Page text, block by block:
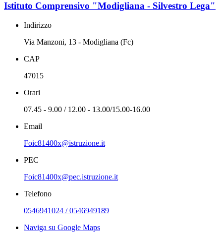
Istituto Comprensivo "Modigliana - Silvestro Lega"
Indirizzo
Via Manzoni, 13 - Modigliana (Fc)
CAP
47015
Orari
07.45 - 9.00 / 12.00 - 13.00/15.00-16.00
Email
Foic81400x@istruzione.it
PEC
Foic81400x@pec.istruzione.it
Telefono
0546941024 / 0546949189
Naviga su Google Maps